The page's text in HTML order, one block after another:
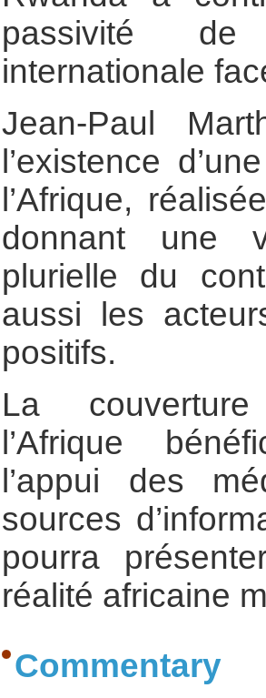
passivité
internationale
Jean-Paul
l’existence
l’Afrique,
donnant une
plurielle du
aussi les
positifs.
La
l’Afrique
l’appui des
sources
pourra
réalité africaine
Commentary